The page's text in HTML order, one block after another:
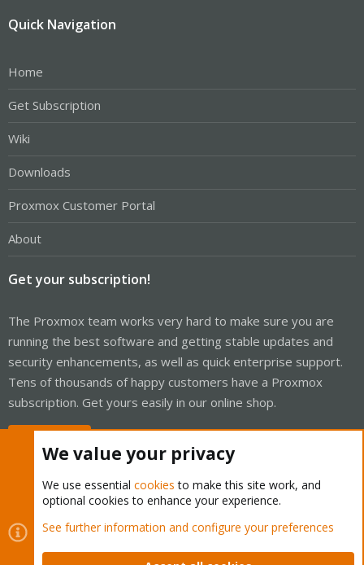
Quick Navigation
Home
Get Subscription
Wiki
Downloads
Proxmox Customer Portal
About
Get your subscription!
The Proxmox team works very hard to make sure you are
running the best software and getting stable updates and
security enhancements, as well as quick enterprise support.
Tens of thousands of happy customers have a Proxmox
subscription. Get yours easily in our online shop.
Cookies
Proxmox Support Forum - Light Mode
Contact us
Terms and rules Privacy policy Help Home
We value your privacy
We use essential cookies to make this site work, and
optional cookies to enhance your experience.
See further information and configure your preferences